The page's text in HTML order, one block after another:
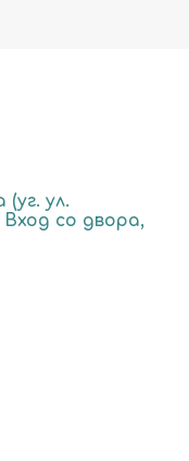
ул.
Вход со двора,